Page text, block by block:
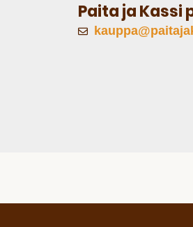
Paita ja Kassi